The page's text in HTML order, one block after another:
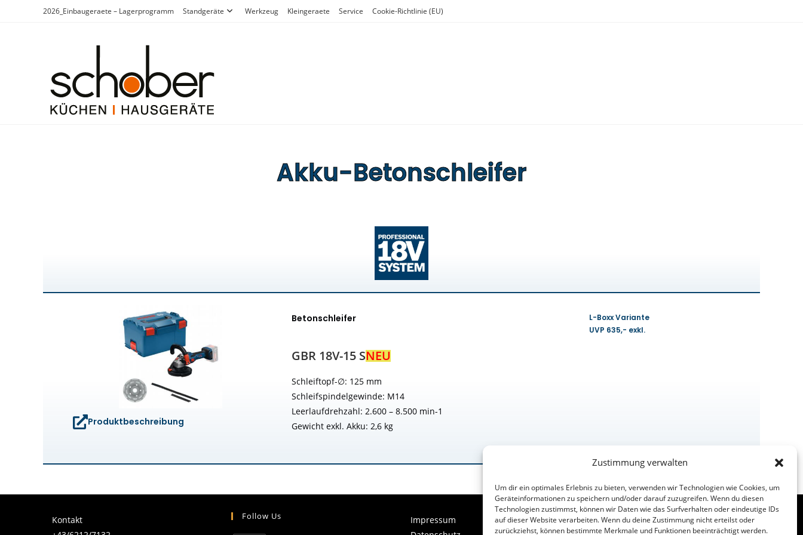
Zustimmung verwalten
Um dir ein optimales Erlebnis zu bieten, verwenden wir Technologien wie Cookies, um
Geräteinformationen zu speichern und/oder darauf zuzugreifen. Wenn du diesen
Technologien zustimmst, können wir Daten wie das Surfverhalten oder eindeutige IDs
auf dieser Website verarbeiten. Wenn du deine Zustimmung nicht erteilst oder
zurückziehst, können bestimmte Merkmale und Funktionen beeinträchtigt werden.
2026_Einbaugeraete – Lagerprogramm Standgeräte Werkzeug Kleingeraete Service Cookie-Richtlinie (EU)
Akku-Betonschleifer
Produktbeschreibung
Betonschleifer
GBR 18V-15 SNEU
Schleiftopf-∅: 125 mm
Schleifspindelgewinde: M14
Leerlaufdrehzahl: 2.600 – 8.500 min-1
Gewicht exkl. Akku: 2,6 kg
L-Boxx Variante
UVP 635,- exkl.
Kontakt
Follow Us
Impressum